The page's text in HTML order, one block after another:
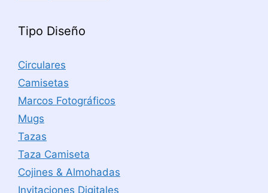
Tipo Diseño
Circulares
Camisetas
Marcos Fotográficos
Mugs
Tazas
Taza Camiseta
Cojines & Almohadas
Invitaciones Digitales